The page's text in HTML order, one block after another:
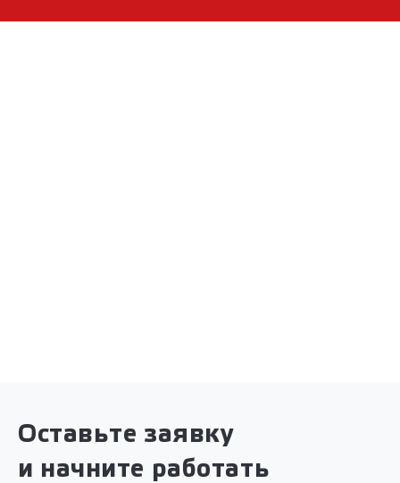
Оставьте заявку
и начните работать